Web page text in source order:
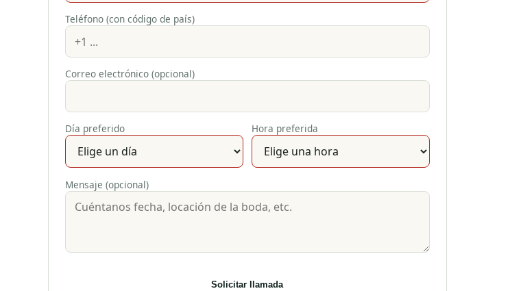
Teléfono (con código de país)
Correo electrónico (opcional)
Día preferido Hora preferida
Mensaje (opcional)
Solicitar llamada